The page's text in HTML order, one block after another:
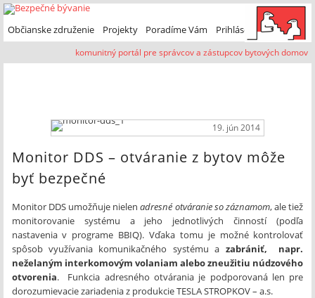
Preskočiť na primárny obsah
Preskočiť na sekundárny obsah
Občianske združenie Projekty Poradíme Vám Prihlásenie
komunitný portál pre správcov a zástupcov bytových domov
19. jún 2014
Monitor DDS – otváranie z bytov môže
byť bezpečné
Monitor DDS umožňuje nielenadresné otváranie so záznamom, ale tiež
monitorovanie systému a jeho jednotlivých činností (podľa
nastavenia v programe BBIQ). Vďaka tomu je možné kontrolovať
spôsob využívania komunikačného systému a zabrániť, napr.
neželaným interkomovým volaniam alebo zneužitiu núdzového
otvorenia. Funkcia adresného otvárania je podporovaná len pre
dorozumievacie zariadenia z produkcie TESLA STROPKOV – a.s.